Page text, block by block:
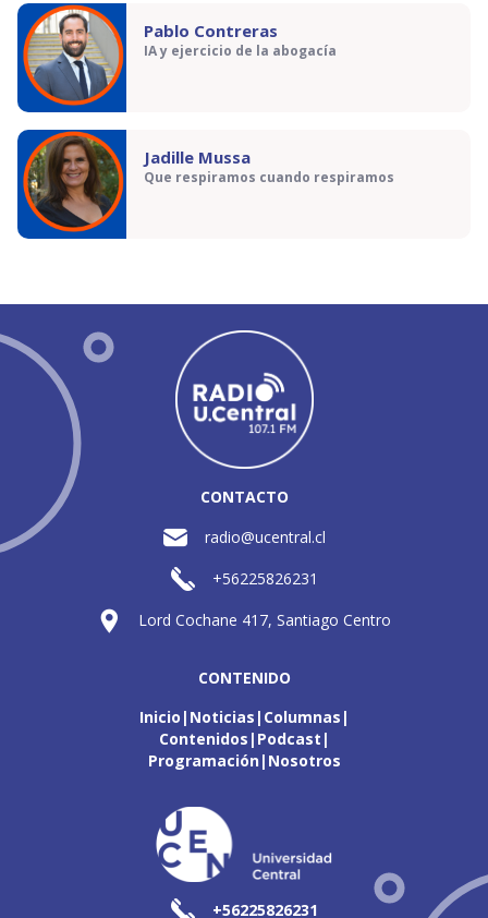
Pablo Contreras
IA y ejercicio de la abogacía
Jadille Mussa
Que respiramos cuando respiramos
CONTACTO
radio@ucentral.cl
+56225826231
Lord Cochane 417, Santiago Centro
CONTENIDO
Inicio Noticias Columnas
Contenidos Podcast
Programación Nosotros
+56225826231